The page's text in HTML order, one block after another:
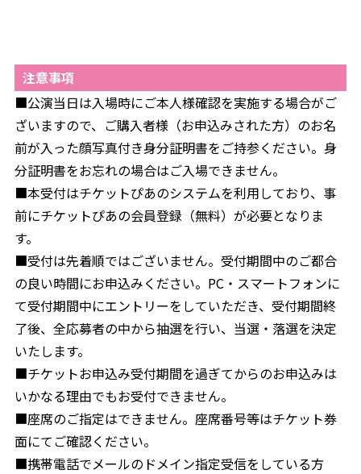
注意事項
■公演当日は入場時にご本人様確認を実施する場合がご
ざいますので、ご購入者様（お申込みされた方）のお名
前が入った顔写真付き身分証明書をご持参ください。身
分証明書をお忘れの場合はご入場できません。
■本受付はチケットぴあのシステムを利用しており、事
前にチケットぴあの会員登録（無料）が必要となりま
す。
■受付は先着順ではございません。受付期間中のご都合
の良い時間にお申込みください。PC・スマートフォンに
て受付期間中にエントリーをしていただき、受付期間終
了後、全応募者の中から抽選を行い、当選・落選を決定
いたします。
■チケットお申込み受付期間を過ぎてからのお申込みは
いかなる理由でもお受付できません。
■座席のご指定はできません。座席番号等はチケット券
面にてご確認ください。
■携帯電話でメールのドメイン指定受信をしている方